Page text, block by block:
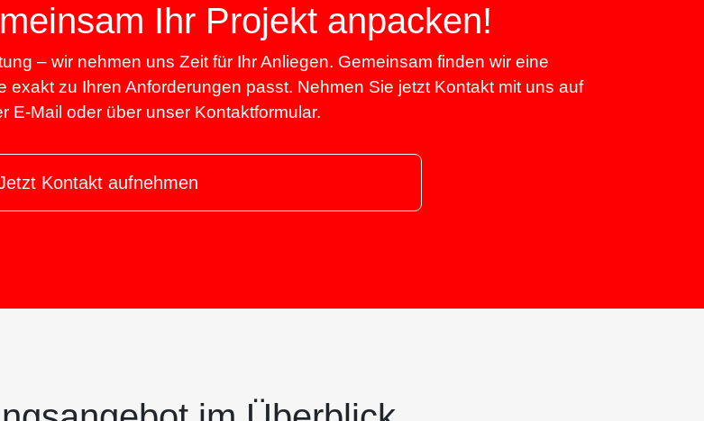
Ihr Projekt anpacken!
– wir nehmen uns Zeit für Ihr Anliegen. Gemeinsam finden wir eine
zu Ihren Anforderungen passt. Nehmen Sie jetzt Kontakt mit uns auf
E-Mail oder über unser Kontaktformular.
Kontakt aufnehmen